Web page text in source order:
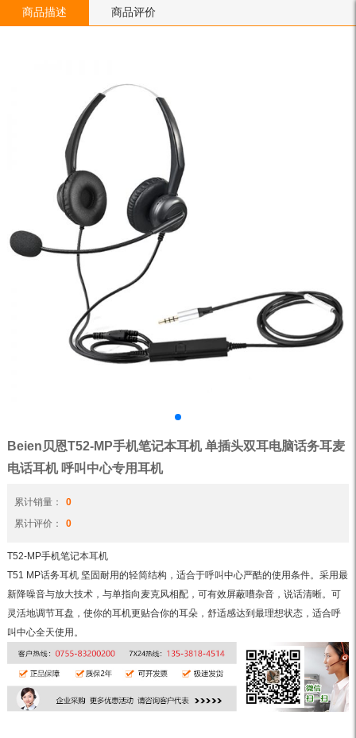
Beien贝恩T52-MP手机笔记本耳机 单插头双耳电脑话务耳麦
电话耳机 呼叫中心专用耳机
累计销量：
0
累计评价：
0
T52-MP手机笔记本耳机
T51 MP话务耳机 坚固耐用的轻简结构，适合于呼叫中心严酷的使用条件。采用最
新降噪音与放大技术，与单指向麦克风相配，可有效屏蔽嘈杂音，说话清晰。可
灵活地调节耳盘，使你的耳机更贴合你的耳朵，舒适感达到最理想状态，适合呼
叫中心全天使用。
商品描述 商品评价